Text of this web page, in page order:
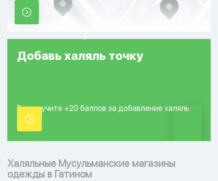
Добавь халяль точку
Вы получите +20 баллов за добавление халяль
точки.
Халяльные Мусульманские магазины
одежды в Гатином